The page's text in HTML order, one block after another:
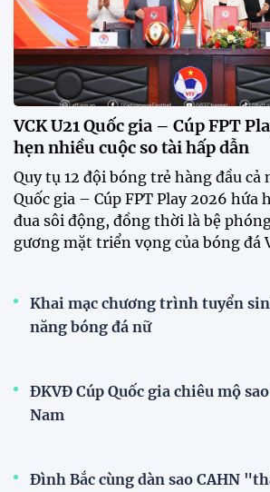
Xã Hùng Châu tưng bừng khai
truyền thống lần thứ VI
HLV Kim Sang Sik: "ĐT Việt
hình mạnh nhất trước
CĐV vượt gần 80 km từ 5h30
tuyển Việt Nam
Tuyển Việt Nam đối đầu
ASEAN Cup 2026?
Đội tuyển nữ Việt Nam